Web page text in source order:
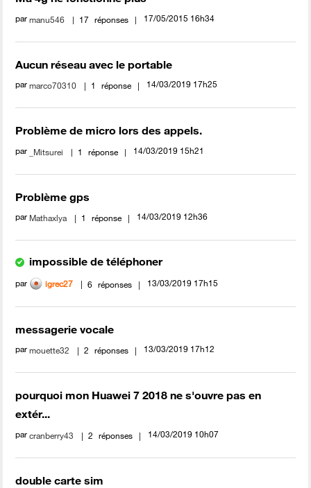
parmanu546 17 réponses ‎17/05/2015 16h34
Aucun réseau avec le portable
parmarco70310 1 réponse ‎14/03/2019 17h25
Problème de micro lors des appels.
par _Mitsurei 1 réponse ‎14/03/2019 15h21
Problème gps
par Mathaxlya 1 réponse ‎14/03/2019 12h36
impossible de téléphoner
par igrec27 6 réponses ‎13/03/2019 17h15
messagerie vocale
parmouette32 2 réponses ‎13/03/2019 17h12
pourquoi mon Huawei 7 2018 ne s'ouvre pas en
extér...
parcranberry43 2 réponses ‎14/03/2019 10h07
double carte sim